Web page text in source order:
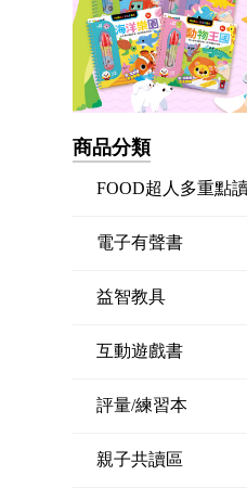
商品分類
FOOD超人多重點
電子有聲書
益智教具
互動遊戲書
評量/練習本
親子共讀區